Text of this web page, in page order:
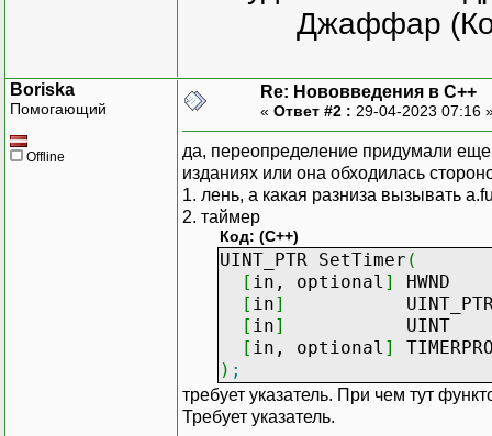
Джаффар
Boriska
Помогающий
Offline
Re: Нововведения в С++
« Ответ #2 : 29-04-2023 07:16
да, переопределение придумали
изданиях или она обходилась
1. лень, а какая разниза вызывать
2. таймер
Код: (C++)
UINT_PTR SetTimer (
[ in, optional ]
[ in]
UINT_PTR
[ in]
UINT
[ in, optional ]
) ;
требует указатель. При чем тут
Требует указатель.